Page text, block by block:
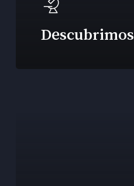
Descubrimos